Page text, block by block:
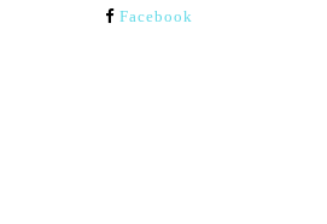
Facebook